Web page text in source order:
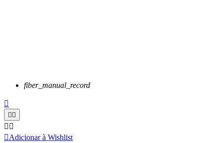
fiber_manual_record


 
Adicionar à Wishlist